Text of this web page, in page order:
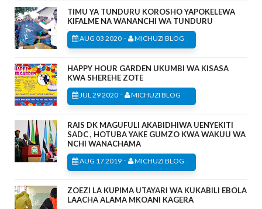
TIMU YA TUNDURU KOROSHO YAPOKELEWA
KIFALME NA WANANCHI WA TUNDURU
AUG 03 2020 - MICHUZI BLOG
HAPPY HOUR GARDEN UKUMBI WA KISASA
KWA SHEREHE ZOTE
JUL 29 2020 - MICHUZI BLOG
RAIS DK MAGUFULI AKABIDHIWA UENYEKITI
SADC , HOTUBA YAKE GUMZO KWA WAKUU WA
NCHI WANACHAMA
AUG 17 2019 - MICHUZI BLOG
ZOEZI LA KUPIMA UTAYARI WA KUKABILI EBOLA
LAACHA ALAMA MKOANI KAGERA